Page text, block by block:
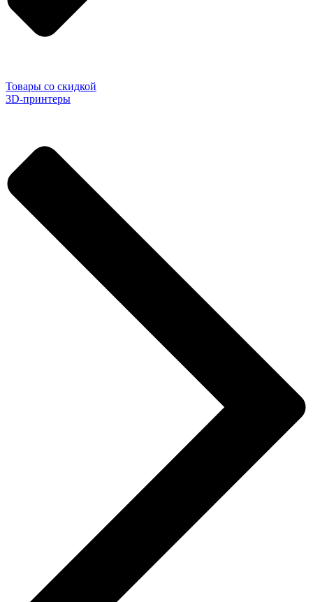
Товары со скидкой
3D-принтеры